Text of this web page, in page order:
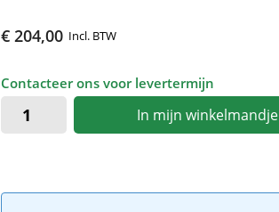
€ 204,00 Incl. BTW
Contacteer ons voor levertermijn
In mijn winkelmandje